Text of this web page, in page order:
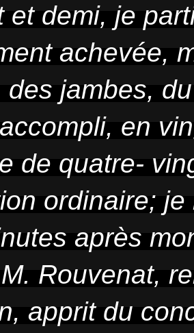
et demi, je
achevée,
jambes,
en
de quatre-
ordinaire;
après
Rouvenat,
apprit du